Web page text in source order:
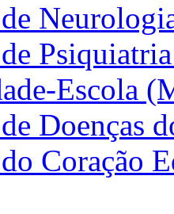
Escola
Doenças
Coração